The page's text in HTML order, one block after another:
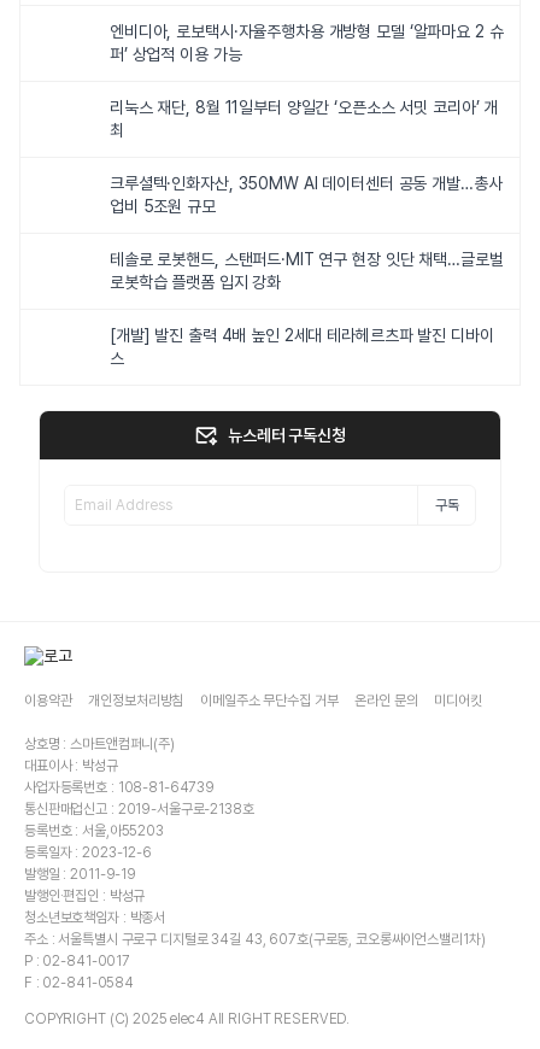
엔비디아, 로보택시·자율주행차용 개방형 모델 ‘알파마요 2 슈
퍼’ 상업적 이용 가능
리눅스 재단, 8월 11일부터 양일간 ‘오픈소스 서밋 코리아’ 개
최
크루셜텍·인화자산, 350MW AI 데이터센터 공동 개발…총사
업비 5조원 규모
테솔로 로봇핸드, 스탠퍼드·MIT 연구 현장 잇단 채택…글로벌
로봇학습 플랫폼 입지 강화
[개발] 발진 출력 4배 높인 2세대 테라헤르츠파 발진 디바이
스
뉴스레터 구독신청
구독
이용약관 개인정보처리방침 이메일주소 무단수집 거부 온라인 문의 미디어킷
상호명 : 스마트앤컴퍼니(주)
대표이사 : 박성규
사업자등록번호 : 108-81-64739
통신판매업신고 : 2019-서울구로-2138호
등록번호 : 서울,아55203
등록일자 : 2023-12-6
발행일 : 2011-9-19
발행인·편집인 : 박성규
청소년보호책임자 : 박종서
주소 : 서울특별시 구로구 디지털로 34길 43, 607호(구로동, 코오롱싸이언스밸리1차)
P : 02-841-0017
F : 02-841-0584
COPYRIGHT (C) 2025 elec4 All RIGHT RESERVED.